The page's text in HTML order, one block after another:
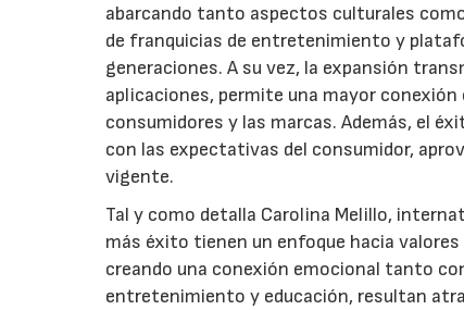
abarcando tanto aspectos culturales
de franquicias de entretenimiento y
generaciones. A su vez, la expansión
aplicaciones, permite una mayor
consumidores y las marcas. Además, el
con las expectativas del consumidor,
vigente.
Tal y como detalla Carolina Melillo,
más éxito tienen un enfoque hacia
creando una conexión emocional tanto
entretenimiento y educación, resultan